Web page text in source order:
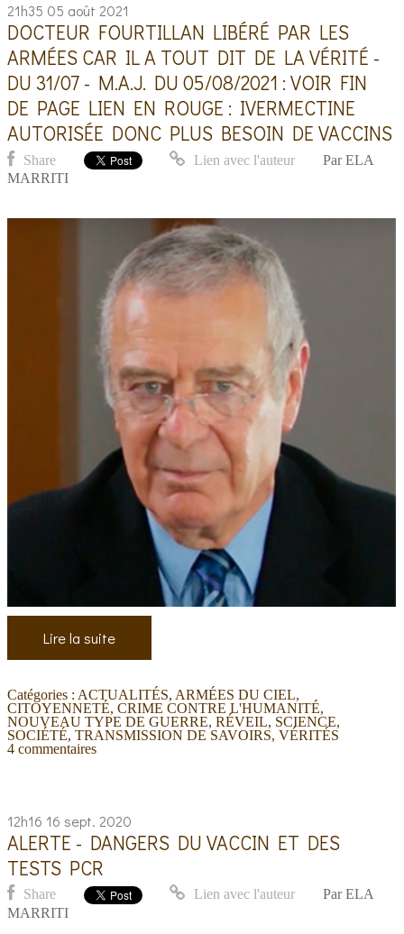
21h35 05 août 2021
DOCTEUR FOURTILLAN LIBÉRÉ PAR LES
ARMÉES CAR IL A TOUT DIT DE LA VÉRITÉ -
DU 31/07 - M.A.J. DU 05/08/2021 : VOIR FIN
DE PAGE LIEN EN ROUGE : IVERMECTINE
AUTORISÉE DONC PLUS BESOIN DE VACCINS
Share Lien avec l'auteur Par ELA
MARRITI
Lire la suite
Catégories : ACTUALITÉS, ARMÉES DU CIEL,
CITOYENNETÉ,CRIME CONTRE L'HUMANITÉ,
NOUVEAU TYPE DE GUERRE,RÉVEIL, SCIENCE,
SOCIÉTÉ,TRANSMISSION DE SAVOIRS,VÉRITÉS
4 commentaires
12h16 16 sept. 2020
ALERTE - DANGERS DU VACCIN ET DES
TESTS PCR
Share Lien avec l'auteur Par ELA
MARRITI